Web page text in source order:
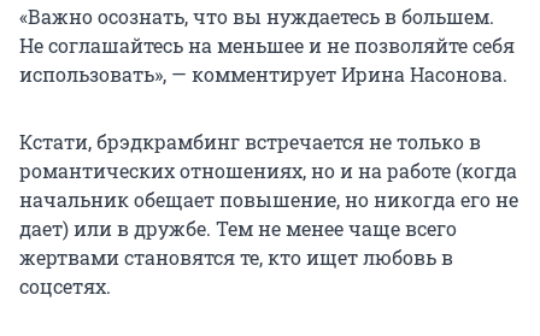
«Важно осознать, что вы нуждаетесь в большем.
Не соглашайтесь на меньшее и не позволяйте себя
использовать», — комментирует Ирина Насонова.
Кстати, брэдкрамбинг встречается не только в
романтических отношениях, но и на работе (когда
начальник обещает повышение, но никогда его не
дает) или в дружбе. Тем не менее чаще всего
жертвами становятся те, кто ищет любовь в
соцсетях.